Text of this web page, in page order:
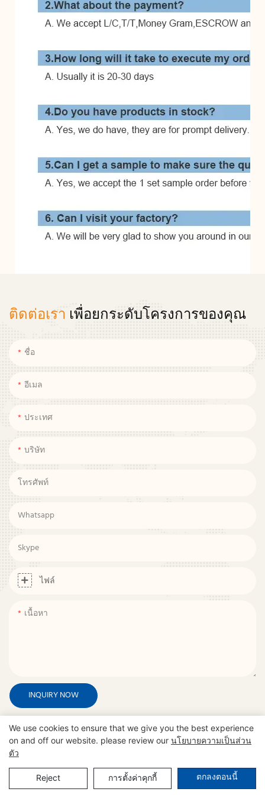
ติดต่อเรา เพื่อยกระดับโครงการของคุณ
ชื่อ
อีเมล
ประเทศ
บริษัท
โทรศัพท์
Whatsapp
Skype
ไฟล์
เนื้อหา
INQUIRY NOW
จะคำถามที่พบบ่อยของเราจัดการกับความ
กังวลของคุณ?
คุณผลิตเฟอร์นิเจอร์ประเภทใด?
We use cookies to ensure that we give you the best experience
on and off our website. please review our นโยบายความเป็นส่วน
ตัว
Reject การตั้งค่าคุกกี้ ตกลงตอนนี้